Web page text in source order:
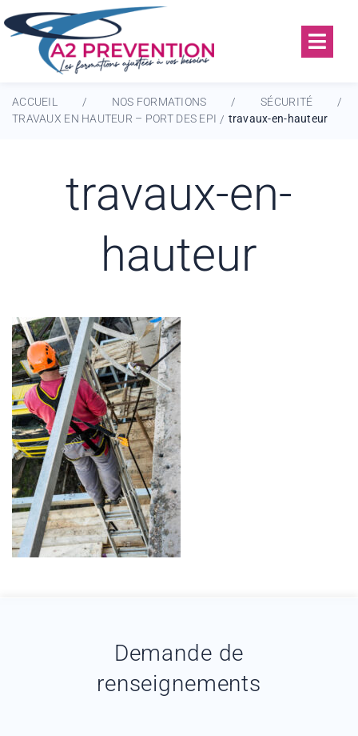
ACCUEIL / NOS FORMATIONS / SÉCURITÉ
/
TRAVAUX EN HAUTEUR – PORT DES EPI / travaux-en-hauteur
travaux-en-
hauteur
Demande de
renseignements